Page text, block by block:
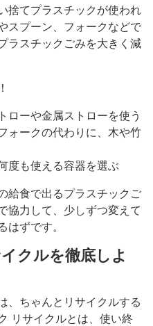
捨てプラスチックが使われ
スプーン、フォークなどで
ラスチックごみを大きく減
ローや金属ストローを使う
ォークの代わりに、木や竹
度も使える容器を選ぶ
給食で出るプラスチックご
協力して、少しずつ変えて
はずです。
クルを徹底しよ
、ちゃんとリサイクルする
リサイクルとは、使い終